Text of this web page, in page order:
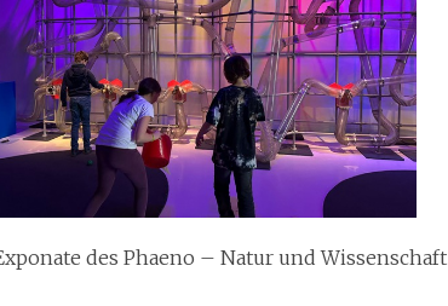
des Phaeno – Natur und Wissenschaft